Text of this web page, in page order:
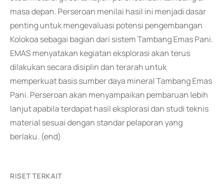
masa depan. Perseroan menilai hasil ini menjadi dasar
penting untuk mengevaluasi potensi pengembangan
Kolokoa sebagai bagian dari sistem Tambang Emas Pani.
EMAS menyatakan kegiatan eksplorasi akan terus
dilakukan secara disiplin dan terarah untuk
memperkuat basis sumber daya mineral Tambang Emas
Pani. Perseroan akan menyampaikan pembaruan lebih
lanjut apabila terdapat hasil eksplorasi dan studi teknis
material sesuai dengan standar pelaporan yang
berlaku. (end)
RISET TERKAIT